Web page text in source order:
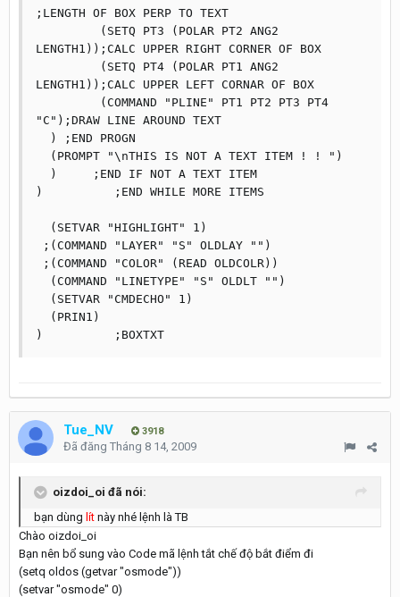
;LENGTH OF BOX PERP TO TEXT
LENGTH1));CALC UPPER RIGHT CORNER OF BOX
LENGTH1));CALC UPPER LEFT CORNAR OF BOX
"C");DRAW LINE AROUND TEXT
)	   ;END WHILE MORE ITEMS
)	   ;BOXTXT
Tue_NV 3918
Đã đăng Tháng 8 14, 2009
oizdoi_oi đã nói:
bạn dùng lít này nhé lệnh là TB
Chào oizdoi_oi
Bạn nên bổ sung vào Code mã lệnh tắt chế độ bắt điểm đi
(setq oldos (getvar "osmode"))
(setvar "osmode" 0)